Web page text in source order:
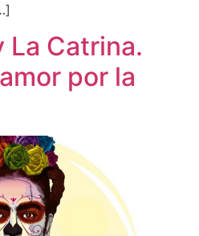
La Catrina.
por la